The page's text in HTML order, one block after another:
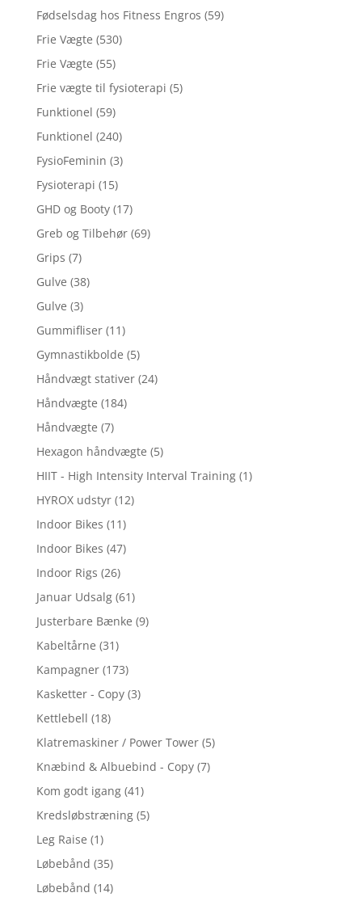
Fødselsdag hos Fitness Engros (59)
Frie Vægte (530)
Frie Vægte (55)
Frie vægte til fysioterapi (5)
Funktionel (59)
Funktionel (240)
FysioFeminin (3)
Fysioterapi (15)
GHD og Booty (17)
Greb og Tilbehør (69)
Grips (7)
Gulve (38)
Gulve (3)
Gummifliser (11)
Gymnastikbolde (5)
Håndvægt stativer (24)
Håndvægte (184)
Håndvægte (7)
Hexagon håndvægte (5)
HIIT - High Intensity Interval Training (1)
HYROX udstyr (12)
Indoor Bikes (11)
Indoor Bikes (47)
Indoor Rigs (26)
Januar Udsalg (61)
Justerbare Bænke (9)
Kabeltårne (31)
Kampagner (173)
Kasketter - Copy (3)
Kettlebell (18)
Klatremaskiner / Power Tower (5)
Knæbind & Albuebind - Copy (7)
Kom godt igang (41)
Kredsløbstræning (5)
Leg Raise (1)
Løbebånd (35)
Løbebånd (14)